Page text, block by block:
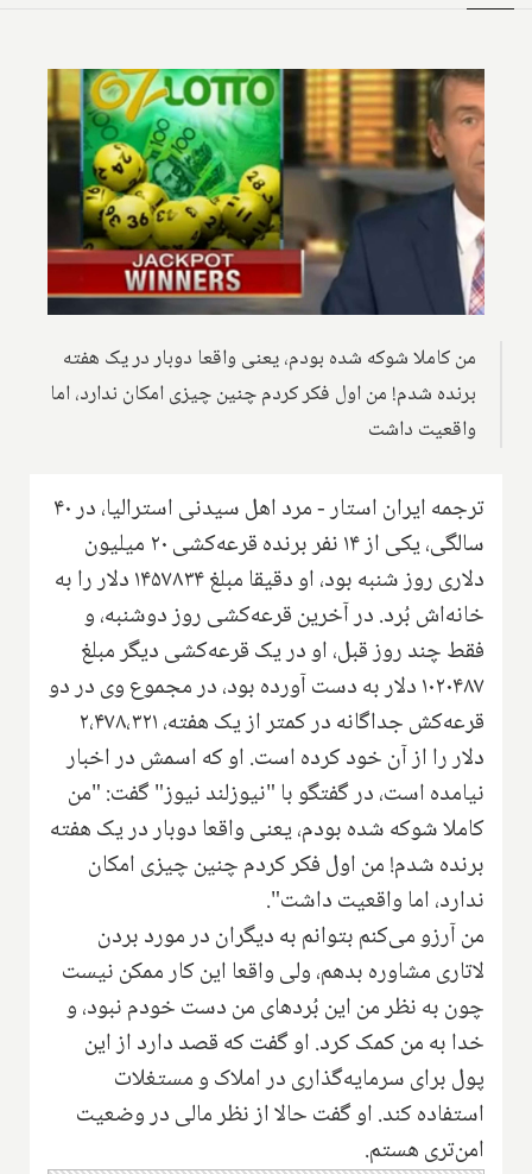
من کاملا شوکه شده بودم، یعنی واقعا دو‌بار در یک هفته
برنده شدم! ‌من اول فکر کردم چنین چیزی امکان ندارد، اما
واقعیت داشت
ترجمه ایران استار - مرد اهل سیدنی استرالیا، در ۴۰
سالگی، یکی از ۱۴ نفر برنده قرعه‌کشی ۲۰ میلیون
دلاری روز شنبه بود،‌ او دقیقا مبلغ ۱۴۵۷۸۳۴ دلار را به
خانه‌اش بُرد. در آخرین قرعه‌کشی روز دوشنبه، و
فقط چند روز قبل، او در یک قرعه‌کشی دیگر مبلغ
۱۰۲۰۴۸۷ دلار به دست آورده بود، در مجموع وی در دو
قرعه‌کش جداگانه در کمتر از یک هفته، ۲،۴۷۸،۳۲۱
دلار را از آن خود کرده است. او که اسمش در اخبار
نیامده است، در گفتگو با "نیوزلند نیوز" گفت: "من
کاملا شوکه شده بودم، یعنی واقعا دو‌بار در یک هفته
برنده شدم! ‌من اول فکر کردم چنین چیزی امکان
ندارد، اما واقعیت داشت".
من آرزو می‌کنم بتوانم به دیگران در مورد بردن
لاتاری مشاوره بدهم، ولی واقعا این کار ممکن نیست
چون به نظر من این بُردهای من دست خودم نبود، و
خدا به من کمک کرد. او گفت که قصد دارد از این
پول برای‌ سرمایه‌گذاری در املاک و مستغلات
استفاده کند. او گفت حالا از نظر مالی در وضعیت
امن‌تری هستم.